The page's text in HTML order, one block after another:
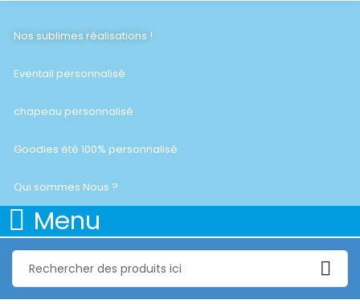
Nos sublimes réalisations !
Eventail personnalisé
chapeau personnalisé
Goodies été 100% personnalisé
Qui sommes Nous ?
Menu